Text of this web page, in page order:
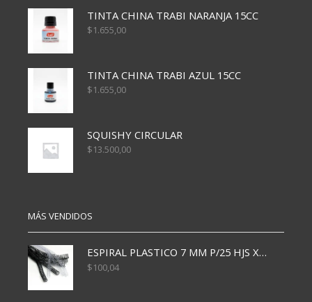
TINTA CHINA TRABI NARANJA 15CC
$1.655,00
TINTA CHINA TRABI AZUL 15CC
$1.655,00
SQUISHY CIRCULAR
$13.500,00
MÁS VENDIDOS
ESPIRAL PLASTICO 7 MM P/25 HJS X50x3000
$100,04